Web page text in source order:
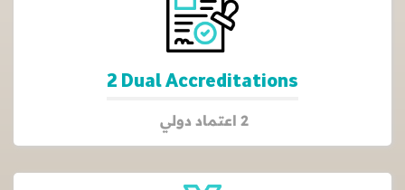
2 Dual Accreditations
2 اعتماد دولي